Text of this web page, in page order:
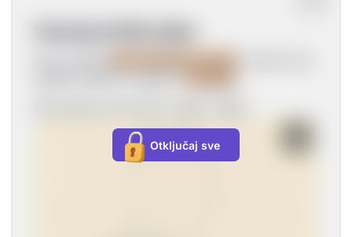
geometrijski pravilno
težište nalaziti u njegovu
Otključaj sve